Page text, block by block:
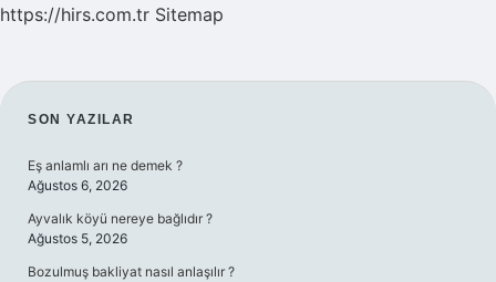
https://hirs.com.tr Sitemap
SIDEBAR
SON YAZILAR
Eş anlamlı arı ne demek ?
Ağustos 6, 2026
Ayvalık köyü nereye bağlıdır ?
Ağustos 5, 2026
Bozulmuş bakliyat nasıl anlaşılır ?